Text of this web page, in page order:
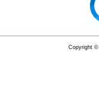
Copyright ©